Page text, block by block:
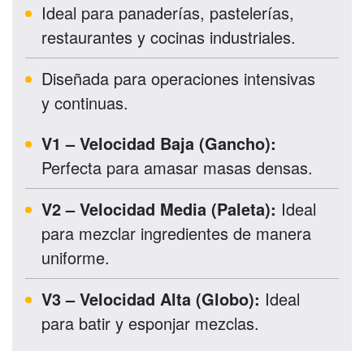
Ideal para panaderías, pastelerías,
restaurantes y cocinas industriales.
Diseñada para operaciones intensivas
y continuas.
V1 – Velocidad Baja (Gancho):
Perfecta para amasar masas densas.
V2 – Velocidad Media (Paleta): Ideal
para mezclar ingredientes de manera
uniforme.
V3 – Velocidad Alta (Globo): Ideal
para batir y esponjar mezclas.